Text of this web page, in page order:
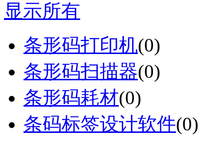
显示所有
条形码打印机(0)
条形码扫描器(0)
条形码耗材(0)
条码标签设计软件(0)